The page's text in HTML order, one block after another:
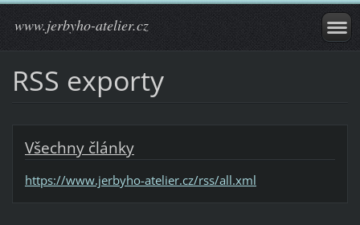
www.jerbyho-atelier.cz
RSS exporty
Všechny články
https://www.jerbyho-atelier.cz/rss/all.xml